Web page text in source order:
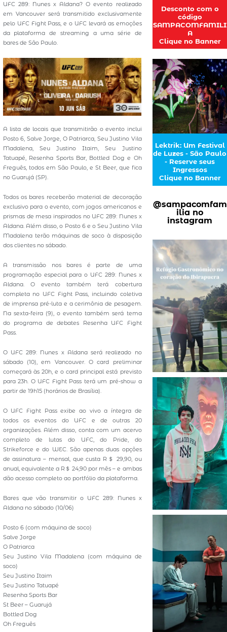
UFC 289: Nunes x Aldana? O evento realizado
em Vancouver será transmitido exclusivamente
pelo UFC Fight Pass, e o UFC levará as emoções
da plataforma de streaming a uma série de
bares de São Paulo.
A lista de locais que transmitirão o evento inclui
Posto 6, Salve Jorge, O Patriarca, Seu Justino Vila
Madalena, Seu Justino Itaim, Seu Justino
Tatuapé, Resenha Sports Bar, Bottled Dog e Oh
Freguês, todos em São Paulo, e St Beer, que fica
no Guarujá (SP).
Todos os bares receberão material de decoração
exclusivo para o evento, com jogos americanos e
prismas de mesa inspirados no UFC 289: Nunes x
Aldana. Além disso, o Posto 6 e o Seu Justino Vila
Madalena terão máquinas de soco à disposição
dos clientes no sábado.
A transmissão nos bares é parte de uma
programação especial para o UFC 289: Nunes x
Aldana. O evento também terá cobertura
completa no UFC Fight Pass, incluindo coletiva
de imprensa pré-luta e a cerimônia de pesagem.
Na sexta-feira (9), o evento também será tema
do programa de debates Resenha UFC Fight
Pass.
O UFC 289: Nunes x Aldana será realizado no
sábado (10), em Vancouver. O card preliminar
começará às 20h, e o card principal está previsto
para 23h. O UFC Fight Pass terá um pré-show a
partir de 19h15 (horários de Brasília).
O UFC Fight Pass exibe ao vivo a íntegra de
todos os eventos do UFC e de outras 20
organizações. Além disso, conta com um acervo
completo de lutas do UFC, do Pride, do
Strikeforce e do WEC. São apenas duas opções
de assinatura – mensal, que custa R＄ 29,90, ou
anual, equivalente a R＄ 24,90 por mês – e ambas
dão acesso completo ao portfólio da plataforma.
Bares que vão transmitir o UFC 289: Nunes x
Aldana no sábado (10/06)
Posto 6 (com máquina de soco)
Salve Jorge
O Patriarca
Seu Justino Vila Madalena (com máquina de
soco)
Seu Justino Itaim
Seu Justino Tatuapé
Resenha Sports Bar
St Beer – Guarujá
Bottled Dog
Oh Freguês
Desconto com o
código
SAMPACOMFAMILI
A
Clique no Banner
Lektrik: Um Festival
de Luzes - São Paulo
- Reserve seus
Ingressos
Clique no Banner
@sampacomfam
ilia no
instagram